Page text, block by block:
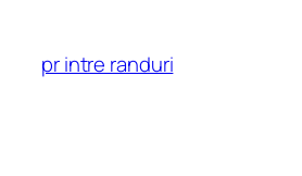
content
pr intre randuri